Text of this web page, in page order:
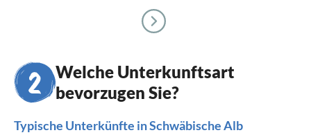
Welche Unterkunftsart
bevorzugen Sie?
Typische Unterkünfte in Schwäbische Alb